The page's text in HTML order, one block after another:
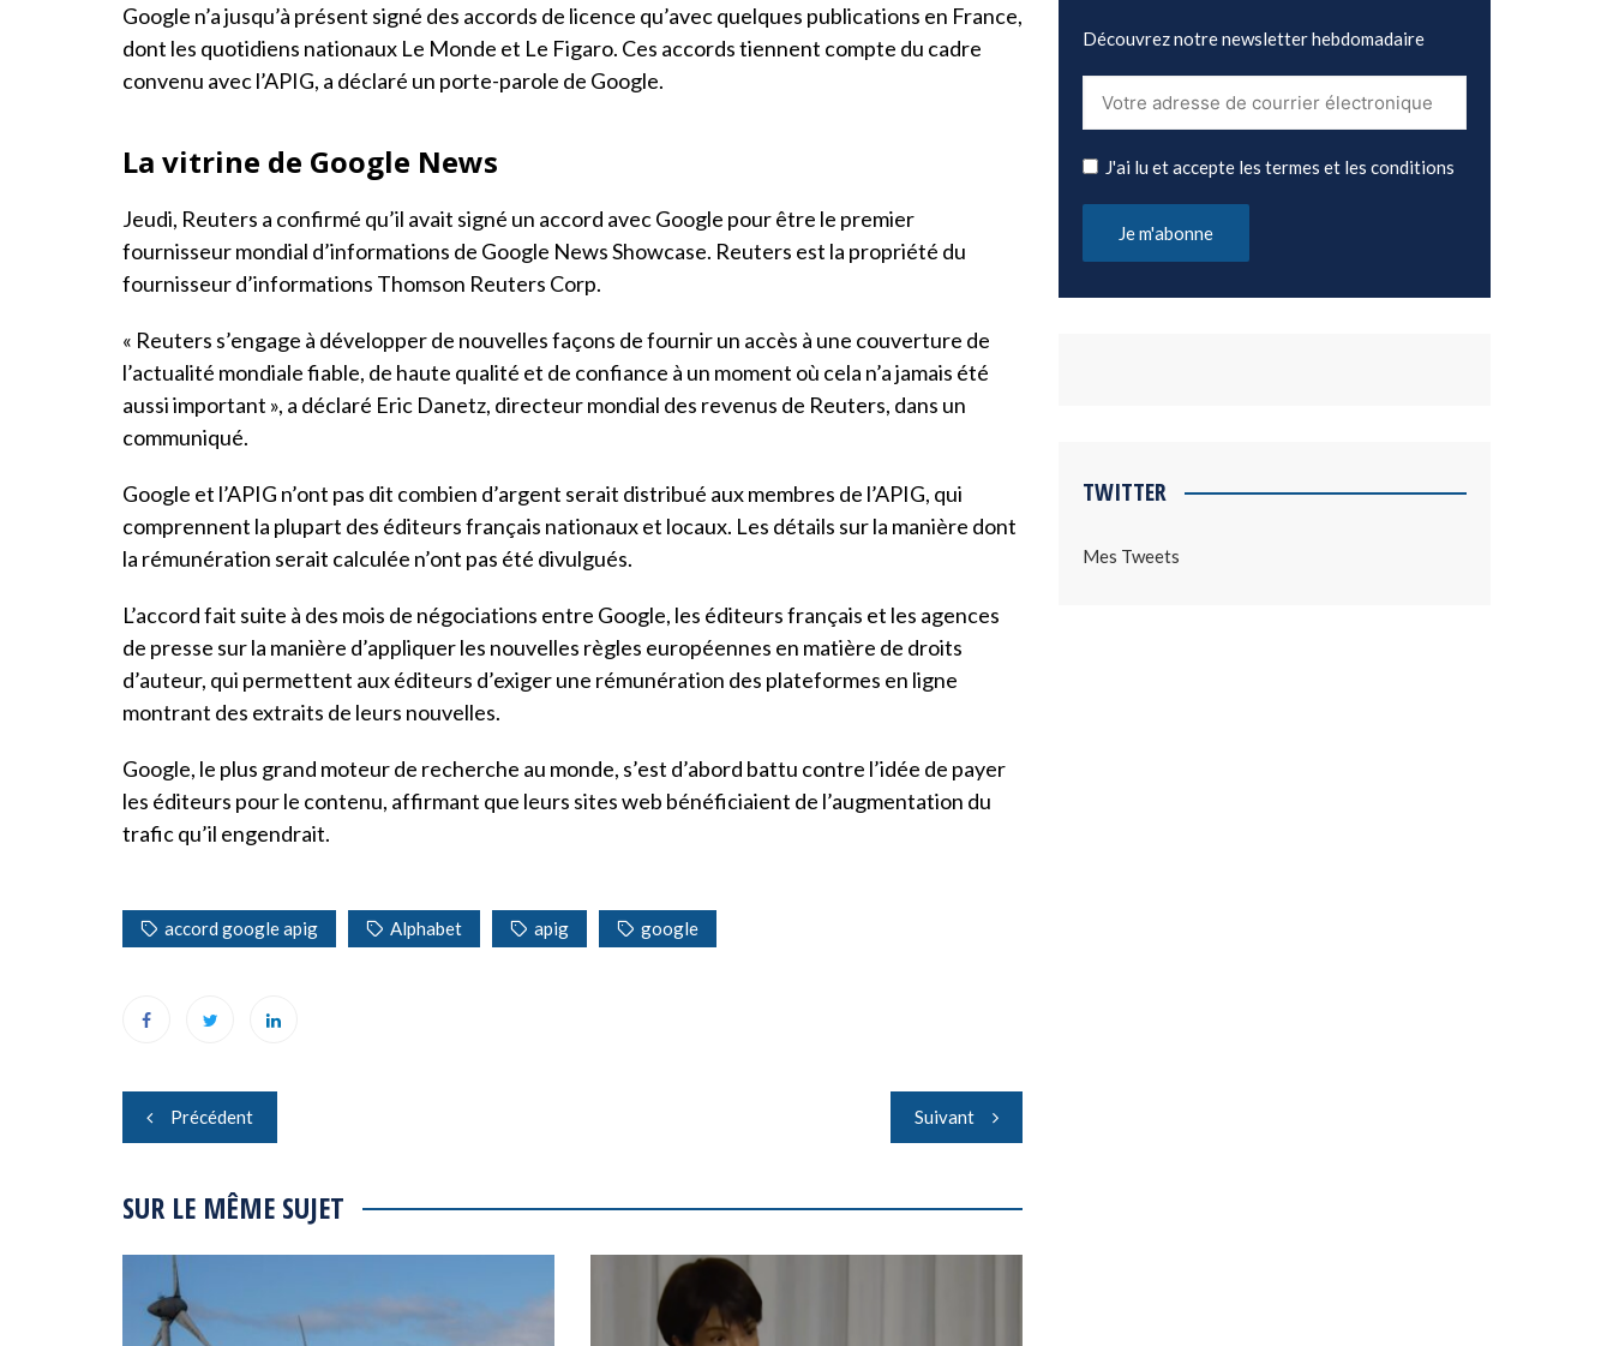
Google n’a jusqu’à présent signé des accords de licence qu’avec quelques publications en France,
dont les quotidiens nationaux Le Monde et Le Figaro. Ces accords tiennent compte du cadre
convenu avec l’APIG, a déclaré un porte-parole de Google.
La vitrine de Google News
Jeudi, Reuters a confirmé qu’il avait signé un accord avec Google pour être le premier
fournisseur mondial d’informations de Google News Showcase. Reuters est la propriété du
fournisseur d’informations Thomson Reuters Corp.
« Reuters s’engage à développer de nouvelles façons de fournir un accès à une couverture de
l’actualité mondiale fiable, de haute qualité et de confiance à un moment où cela n’a jamais été
aussi important », a déclaré Eric Danetz, directeur mondial des revenus de Reuters, dans un
communiqué.
Google et l’APIG n’ont pas dit combien d’argent serait distribué aux membres de l’APIG, qui
comprennent la plupart des éditeurs français nationaux et locaux. Les détails sur la manière dont
la rémunération serait calculée n’ont pas été divulgués.
L’accord fait suite à des mois de négociations entre Google, les éditeurs français et les agences
de presse sur la manière d’appliquer les nouvelles règles européennes en matière de droits
d’auteur, qui permettent aux éditeurs d’exiger une rémunération des plateformes en ligne
montrant des extraits de leurs nouvelles.
Google, le plus grand moteur de recherche au monde, s’est d’abord battu contre l’idée de payer
les éditeurs pour le contenu, affirmant que leurs sites web bénéficiaient de l’augmentation du
trafic qu’il engendrait.
accord google apig Alphabet apig google
Navigation
de
l’article
Précédent Suivant
SUR LE MÊME SUJET
Découvrez notre newsletter hebdomadaire
J'ai lu et accepte les termes et les conditions
TWITTER
Mes Tweets